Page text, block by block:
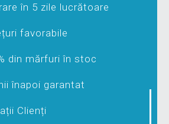
în 5 zile lucrătoare
favorabile
din mărfuri în stoc
înapoi garantat
Clienți